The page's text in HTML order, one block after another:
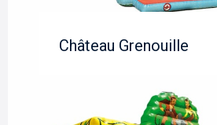
Château Grenouille